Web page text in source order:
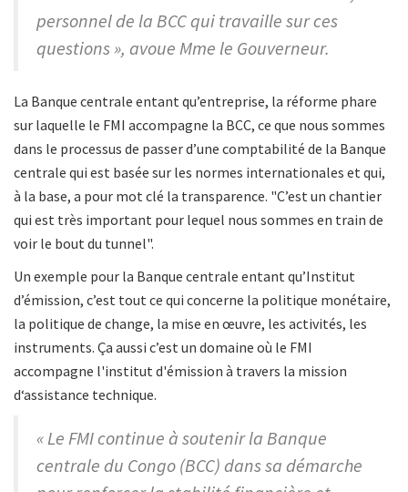
personnel de la BCC qui travaille sur ces
questions », avoue Mme le Gouverneur.
La Banque centrale entant qu’entreprise, la réforme phare
sur laquelle le FMI accompagne la BCC, ce que nous sommes
dans le processus de passer d’une comptabilité de la Banque
centrale qui est basée sur les normes internationales et qui,
à la base, a pour mot clé la transparence. "C’est un chantier
qui est très important pour lequel nous sommes en train de
voir le bout du tunnel".
Un exemple pour la Banque centrale entant qu’Institut
d’émission, c’est tout ce qui concerne la politique monétaire,
la politique de change, la mise en œuvre, les activités, les
instruments. Ça aussi c’est un domaine où le FMI
accompagne l'institut d'émission à travers la mission
d‘assistance technique.
« Le FMI continue à soutenir la Banque
centrale du Congo (BCC) dans sa démarche